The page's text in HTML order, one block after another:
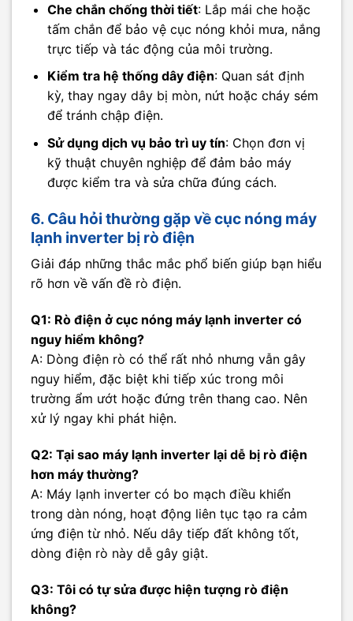
Che chắn chống thời tiết: Lắp mái che hoặc
tấm chắn để bảo vệ cục nóng khỏi mưa, nắng
trực tiếp và tác động của môi trường.
Kiểm tra hệ thống dây điện: Quan sát định
kỳ, thay ngay dây bị mòn, nứt hoặc cháy sém
để tránh chập điện.
Sử dụng dịch vụ bảo trì uy tín: Chọn đơn vị
kỹ thuật chuyên nghiệp để đảm bảo máy
được kiểm tra và sửa chữa đúng cách.
6. Câu hỏi thường gặp về cục nóng máy
lạnh inverter bị rò điện
Giải đáp những thắc mắc phổ biến giúp bạn hiểu
rõ hơn về vấn đề rò điện.
Q1: Rò điện ở cục nóng máy lạnh inverter có
nguy hiểm không?
A: Dòng điện rò có thể rất nhỏ nhưng vẫn gây
nguy hiểm, đặc biệt khi tiếp xúc trong môi
trường ẩm ướt hoặc đứng trên thang cao. Nên
xử lý ngay khi phát hiện.
Q2: Tại sao máy lạnh inverter lại dễ bị rò điện
hơn máy thường?
A: Máy lạnh inverter có bo mạch điều khiển
trong dàn nóng, hoạt động liên tục tạo ra cảm
ứng điện từ nhỏ. Nếu dây tiếp đất không tốt,
dòng điện rò này dễ gây giật.
Q3: Tôi có tự sửa được hiện tượng rò điện
không?